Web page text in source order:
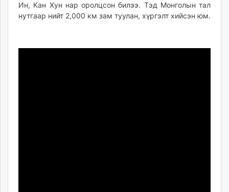
Ин, Кан Хун нар оролцсон билээ. Тэд Монголын тал
нутгаар нийт 2,000 км зам туулан, хүргэлт хийсэн юм.